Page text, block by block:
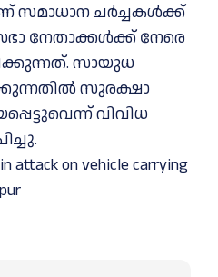
സമാധാന ചർച്ചകൾക്ക്
നേതാക്കൾക്ക് നേരെ
സായുധ
സുരക്ഷാ
വിവിധ
attack on vehicle carrying